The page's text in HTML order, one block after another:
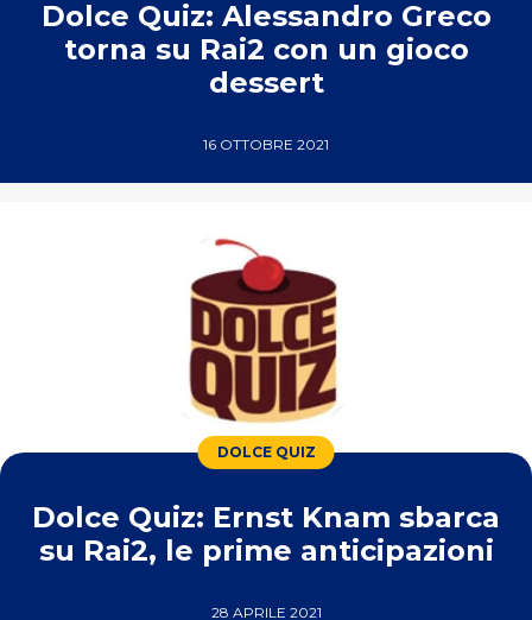
Dolce Quiz: Alessandro Greco
torna su Rai2 con un gioco
dessert
16 OTTOBRE 2021
DOLCE QUIZ
Dolce Quiz: Ernst Knam sbarca
su Rai2, le prime anticipazioni
28 APRILE 2021